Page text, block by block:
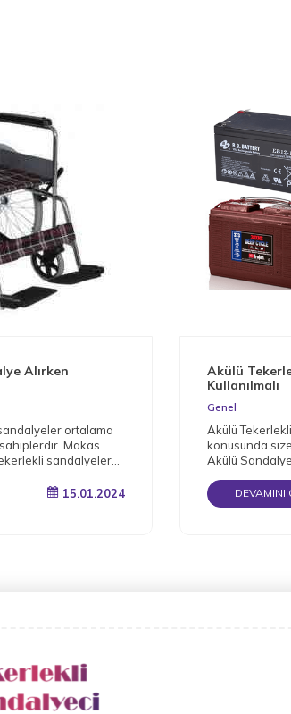
Alırken
ortalama
Makas
sandalyeler
15.01.2024
Akülü
Kullanılmalı
Genel
Akülü
konusunda size
Akülü Sandalye
DEVAMINI